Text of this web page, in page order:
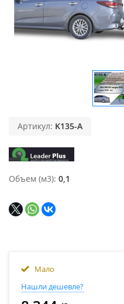
Артикул: K135-A
Объем (м3) 0,1
Мало
Нашли дешевле?